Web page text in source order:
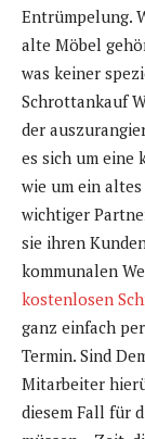
Entrümpelung.
alte Möbel
was keiner
Schrottankauf
der
es sich um eine
wie um ein
wichtiger
sie ihren
kommunalen
kostenlosen
ganz einfach
Termin. Sind
Mitarbeiter
diesem Fall für